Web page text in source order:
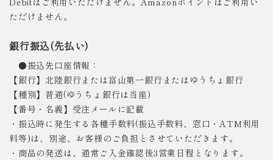
ただけません。
銀行振込(先払い)
●振込先口座情報：
【銀行】北陸銀行または富山第一銀行またはゆうちょ銀行
【種別】普通(ゆうちょ銀行は当座)
【番号・名義】受注メールに記載
・振込時に発生する各種手数料(振込手数料、窓口・ATM利用
料等)は、別途、お客様のご負担とさせていただきます。
・商品の発送は、通常ご入金確認後3営業日程となります。